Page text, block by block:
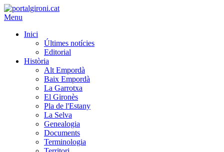
Menu
Inici
Últimes notícies
Editorial
Història
Alt Empordà
Baix Empordà
La Garrotxa
El Gironès
Pla de l'Estany
La Selva
Genealogia
Documents
Terminologia